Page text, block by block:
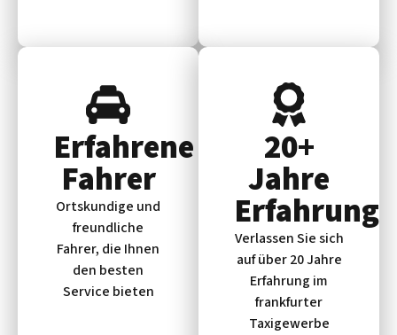
Erfahrene
Fahrer
Ortskundige und
freundliche
Fahrer, die Ihnen
den besten
Service bieten
20+
Jahre
Erfahrung
Verlassen Sie sich
auf über 20 Jahre
Erfahrung im
frankfurter
Taxigewerbe